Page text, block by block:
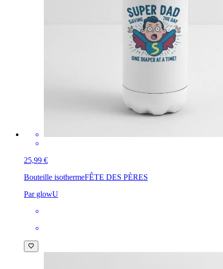
25,99 €
Bouteille isothermeFÊTE DES PÈRES
Par glowU